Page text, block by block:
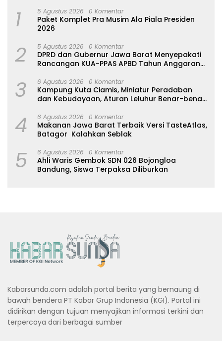
1 5 Agustus 2026 0 Komentar
Paket Komplet Pra Musim Ala Piala Presiden
2026
2 5 Agustus 2026 0 Komentar
DPRD dan Gubernur Jawa Barat Menyepakati
Rancangan KUA-PPAS APBD Tahun Anggaran
3 6 Agustus 2026 0 Komentar
Kampung Kuta Ciamis, Miniatur Peradaban
dan Kebudayaan, Aturan Leluhur Benar-benar
4 6 Agustus 2026 0 Komentar
Makanan Jawa Barat Terbaik Versi TasteAtlas,
Batagor Kalahkan Seblak
5 6 Agustus 2026 0 Komentar
Ahli Waris Gembok SDN 026 Bojongloa
Bandung, Siswa Terpaksa Diliburkan
Kabarsunda.com adalah portal berita yang bernaung di
bawah bendera PT Kabar Grup Indonesia (KGI). Portal ini
didirikan dengan tujuan menyajikan informasi terkini dan
terpercaya dari berbagai sumber